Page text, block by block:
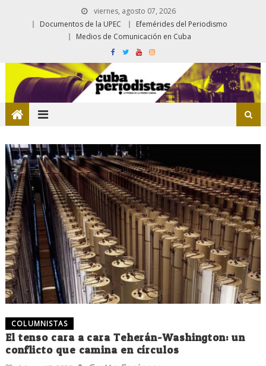
viernes, agosto 07, 2026
Documentos de la UPEC
Efemérides del Periodismo
Medios de Comunicación en Cuba
COLUMNISTAS
El tenso cara a cara Teherán-Washington: un
conflicto que camina en círculos